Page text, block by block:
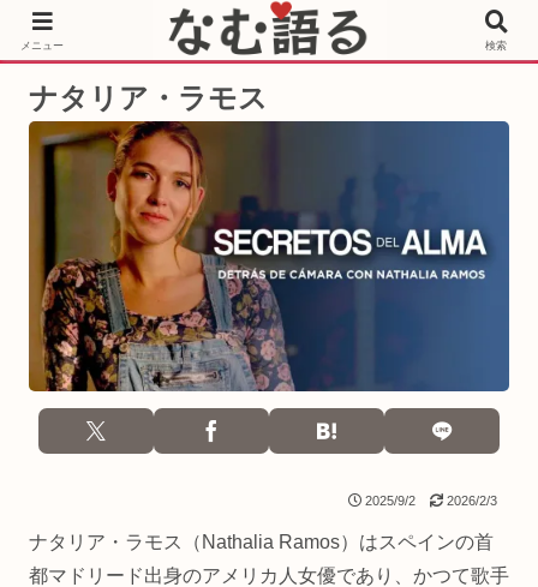
［PR］Prime Video もっと観るならサブスクリプション
ナタリア・ラモス
2025/9/2 2026/2/3
ナタリア・ラモス（Nathalia Ramos）はスペインの首
都マドリード出身のアメリカ人女優であり、かつて歌手
メニュー 検索